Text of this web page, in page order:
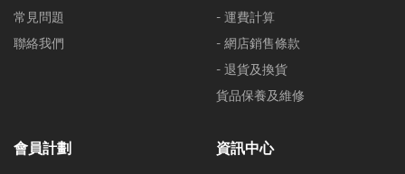
常見問題
聯絡我們
- 運費計算
- 網店銷售條款
- 退貨及換貨
貨品保養及維修
會員計劃 資訊中心